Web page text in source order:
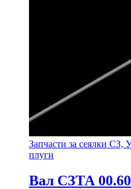
Запчасти за сеялки
плуги
Вал СЗТА